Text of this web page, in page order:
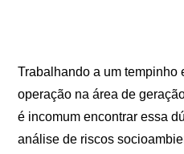
Trabalhando a um tempinho
operação na área de
é incomum encontrar essa
análise de riscos